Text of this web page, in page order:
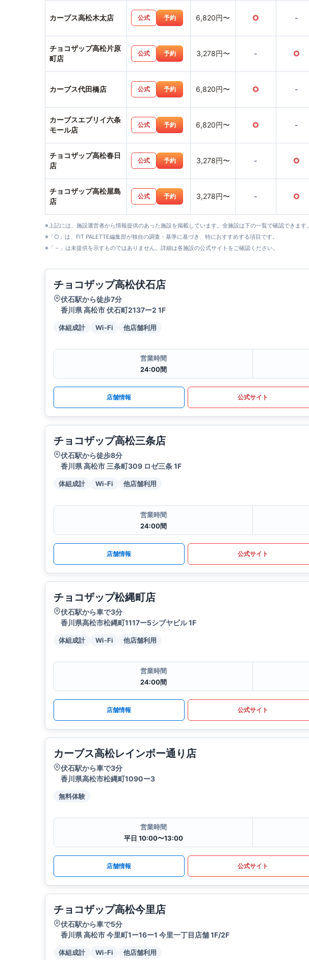
カーブス高松木太店 公式 予約 6,820円〜 ○ -
チョコザップ高松片原
町店
公式 予約 3,278円〜 - ○
カーブス代田橋店 公式 予約 6,820円〜 ○ -
カーブスエブリイ六条
モール店
公式 予約 6,820円〜 ○ -
チョコザップ高松春日
店
公式 予約 3,278円〜 - ○
チョコザップ高松屋島
店
公式 予約 3,278円〜 - ○
※上記には、施設運営者から情報提供のあった施設を掲載しています。全施設は下の一覧で確認できます。
※「○」は、FIT PALETTE編集部が独自の調査・基準に基づき、特におすすめする項目です。
※「－」は未提供を示すものではありません。詳細は各施設の公式サイトをご確認ください。
チョコザップ高松伏石店
伏石駅から徒歩7分
香川県 高松市 伏石町2137ー2 1F
体組成計 Wi-Fi 他店舗利用
営業時間
24:00間
店舗情報 公式サイト
チョコザップ高松三条店
伏石駅から徒歩8分
香川県 高松市 三条町309 ロゼ三条 1F
体組成計 Wi-Fi 他店舗利用
営業時間
24:00間
店舗情報 公式サイト
チョコザップ松縄町店
伏石駅から車で3分
香川県高松市松縄町1117ー5シブヤビル 1F
体組成計 Wi-Fi 他店舗利用
営業時間
24:00間
店舗情報 公式サイト
カーブス高松レインボー通り店
伏石駅から車で3分
香川県高松市松縄町1090ー3
無料体験
営業時間
平日 10:00〜13:00
店舗情報 公式サイト
チョコザップ高松今里店
伏石駅から車で5分
香川県 高松市 今里町1ー16ー1 今里一丁目店舗 1F/2F
体組成計 Wi-Fi 他店舗利用